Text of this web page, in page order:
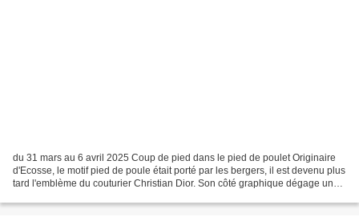
du 31 mars au 6 avril 2025 Coup de pied dans le pied de poulet Originaire
d'Ecosse, le motif pied de poule était porté par les bergers, il est devenu plus
tard l'emblème du couturier Christian Dior. Son côté graphique dégage une